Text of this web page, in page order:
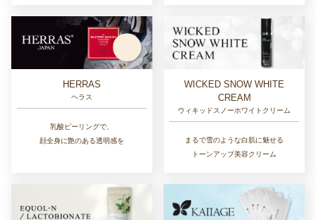
HERRAS
ヘラス
乳酸ピーリングで、
顔全身に艶のある透明感を
WICKED SNOW WHITE
CREAM
ウィキッドスノーホワイトクリーム
まるで雪のような白肌に魅せる
トーンアップ美容クリーム